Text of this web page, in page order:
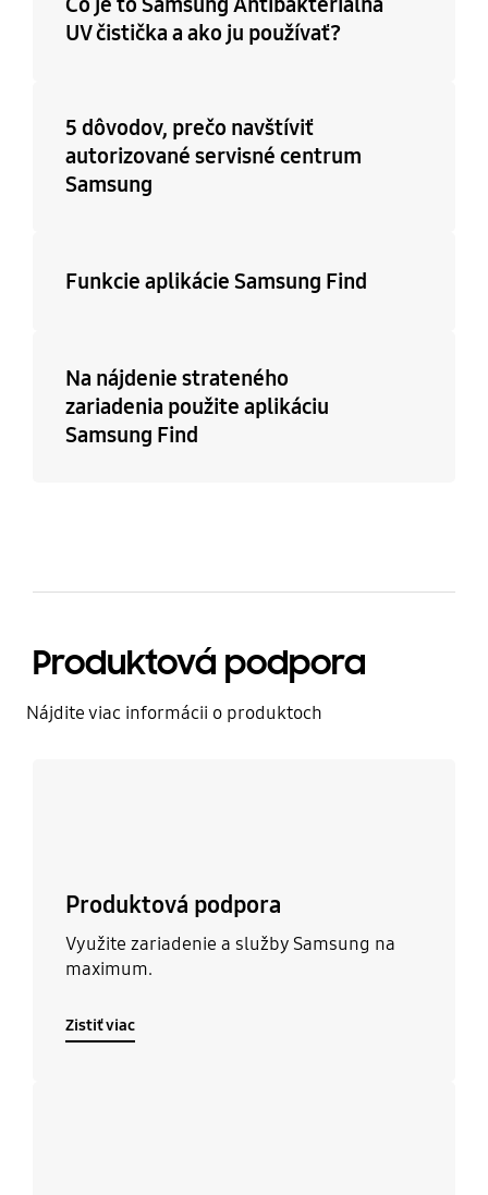
UV čistička a ako ju používať?
5 dôvodov, prečo navštíviť
autorizované servisné centrum
Samsung
Funkcie aplikácie Samsung Find
Na nájdenie strateného
zariadenia použite aplikáciu
Samsung Find
Produktová podpora
Nájdite viac informácii o produktoch
Produktová podpora
Využite zariadenie a služby Samsung na
maximum.
Zistiť viac